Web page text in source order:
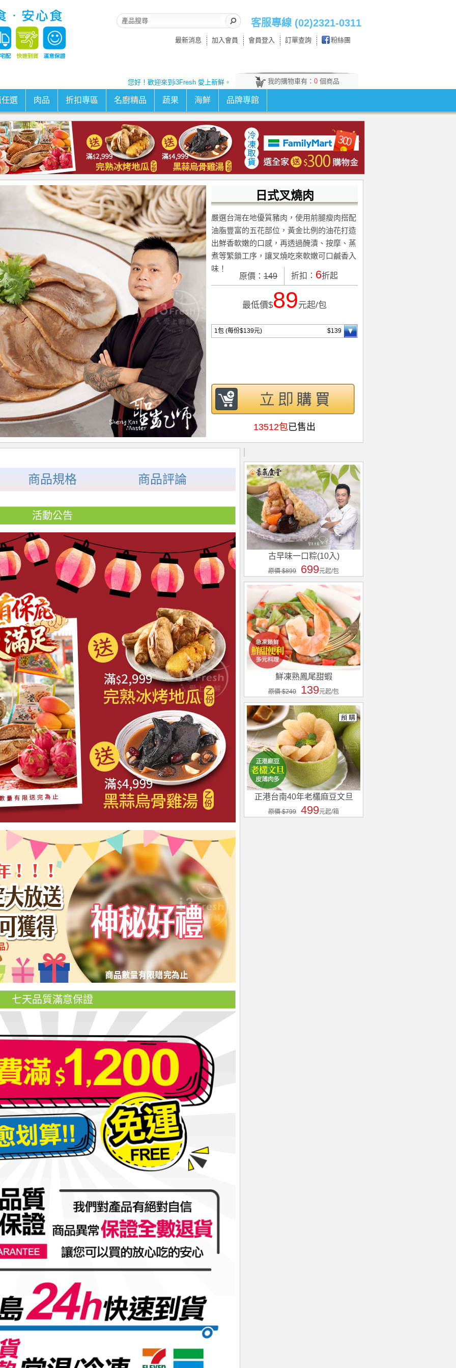
客服專線 (02)2321-0311
產品搜尋
最新消息 加入會員 會員登入 訂單查詢 粉絲團
您好！歡迎來到i3Fresh 愛上新鮮。 我的購物車有： 0 個商品
選 肉品 折扣專區 名廚精品 蔬果 海鮮 品牌專館
日式叉燒肉
嚴選台灣在地優質豬肉，使用前腿瘦肉搭配
油脂豐富的五花部位，黃金比例的油花打造
出鮮香軟嫩的口感，再透過醃漬、按摩、蒸
煮等繁鎖工序，讓叉燒吃來軟嫩可口鹹香入
味！
原價： 149 折扣： 6折起
最低價$89元起/包
1包 (每份$139元) $139
13512包已售出
商品規格 商品評論
活動公告
七天品質滿意保證
古早味一口粽(10入)
原價 $899 699元起/包
鮮凍熟鳳尾甜蝦
原價 $240 139元起/包
正港台南40年老欉麻豆文旦
原價 $799 499元起/箱